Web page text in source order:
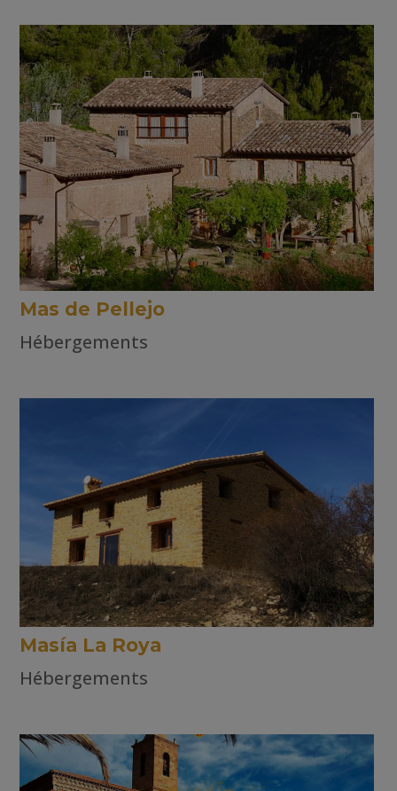
Mas de Pellejo
Hébergements
Masía La Roya
Hébergements